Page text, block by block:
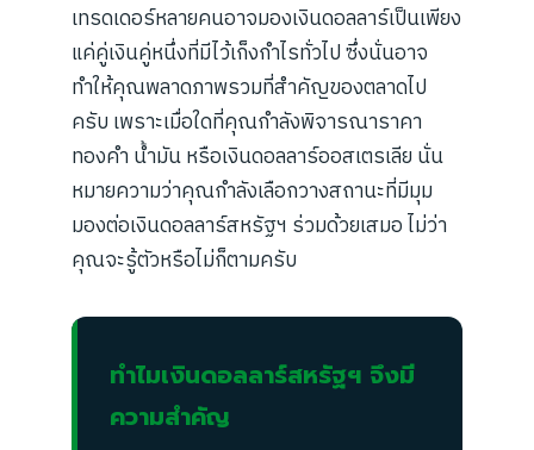
เทรดเดอร์หลายคนอาจมองเงินดอลลาร์เป็นเพียง
แค่คู่เงินคู่หนึ่งที่มีไว้เก็งกำไรทั่วไป ซึ่งนั่นอาจ
ทำให้คุณพลาดภาพรวมที่สำคัญของตลาดไป
ครับ เพราะเมื่อใดที่คุณกำลังพิจารณาราคา
ทองคำ น้ำมัน หรือเงินดอลลาร์ออสเตรเลีย นั่น
หมายความว่าคุณกำลังเลือกวางสถานะที่มีมุม
มองต่อเงินดอลลาร์สหรัฐฯ ร่วมด้วยเสมอ ไม่ว่า
คุณจะรู้ตัวหรือไม่ก็ตามครับ
ทำไมเงินดอลลาร์สหรัฐฯ จึงมี
ความสำคัญ